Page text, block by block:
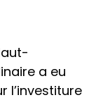
a eu
l’investiture